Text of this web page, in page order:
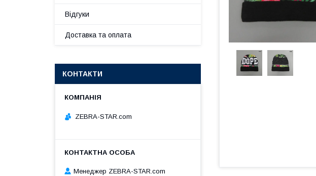
Відгуки
Доставка та оплата
КОНТАКТИ
ZEBRA-STAR.com
Менеджер ZEBRA-STAR.com